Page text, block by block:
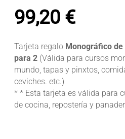
99,20 €
Tarjeta regalo Monográfico
para 2 (Válida para cursos
mundo, tapas y pinxtos,
ceviches. etc.)
* * Esta tarjeta es válida para
de cocina, repostería y